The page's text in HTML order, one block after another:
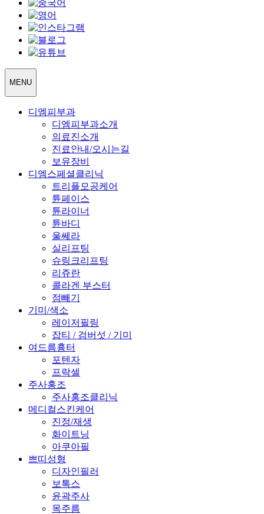
MENU
디엠피부과
디엠피부과소개
의료진소개
진료안내/오시는길
보유장비
디엠스페셜클리닉
트리플모공케어
튠페이스
튠라이너
튠바디
울쎄라
실리프팅
슈링크리프팅
리쥬란
콜라겐 부스터
점빼기
기미/색소
레이저필링
잡티 / 검버섯 / 기미
여드름흉터
포텐자
프락셀
주사홍조
주사홍조클리닉
메디컬스킨케어
진정/재생
화이트닝
아쿠아필
쁘띠성형
디자인필러
보톡스
윤곽주사
목주름